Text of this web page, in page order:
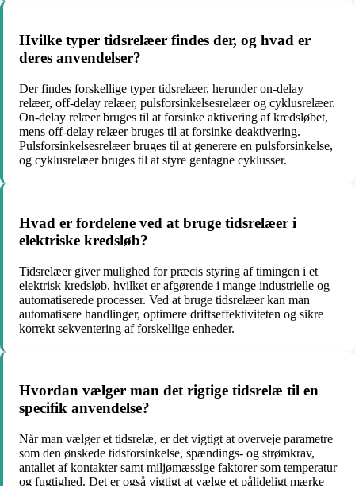
Hvilke typer tidsrelæer findes der, og hvad er
deres anvendelser?
Der findes forskellige typer tidsrelæer, herunder on-delay
relæer, off-delay relæer, pulsforsinkelsesrelæer og cyklusrelæer.
On-delay relæer bruges til at forsinke aktivering af kredsløbet,
mens off-delay relæer bruges til at forsinke deaktivering.
Pulsforsinkelsesrelæer bruges til at generere en pulsforsinkelse,
og cyklusrelæer bruges til at styre gentagne cyklusser.
Hvad er fordelene ved at bruge tidsrelæer i
elektriske kredsløb?
Tidsrelæer giver mulighed for præcis styring af timingen i et
elektrisk kredsløb, hvilket er afgørende i mange industrielle og
automatiserede processer. Ved at bruge tidsrelæer kan man
automatisere handlinger, optimere driftseffektiviteten og sikre
korrekt sekventering af forskellige enheder.
Hvordan vælger man det rigtige tidsrelæ til en
specifik anvendelse?
Når man vælger et tidsrelæ, er det vigtigt at overveje parametre
som den ønskede tidsforsinkelse, spændings- og strømkrav,
antallet af kontakter samt miljømæssige faktorer som temperatur
og fugtighed. Det er også vigtigt at vælge et pålideligt mærke